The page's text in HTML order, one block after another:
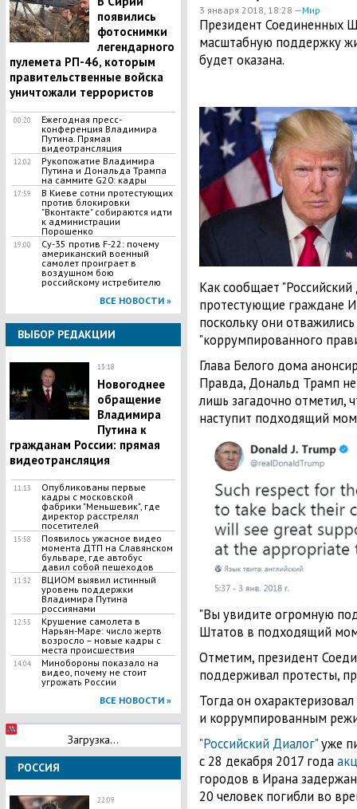
появились
фотоснимки
легендарного
пулемета РП-46, которым
правительственные войска
уничтожали террористов
00:20
Ежегодная пресс-
конференция Владимира
Путина. Прямая
видеотрансляция
12:02
Рукопожатие Владимира
Путина и Дональда Трампа
на саммите G20: кадры
17:59
В Киеве сотни протестующих
против блокировки
"Вконтакте" собираются идти
к администрации
Порошенко
19:00
Су-35 против F-22: почему
американский военный
самолет проиграет в
воздушном бою
российскому истребителю
ВСЕ НОВОСТИ »
ВЫБОР РЕДАКЦИИ
13:18
Новогоднее
обращение
Владимира
Путина к
гражданам России: прямая
видеотрансляция
11:13
Опубликованы первые
кадры с московской
фабрики "Меньшевик", где
директор расстрелял
посетителей
15:58
Появилось ужасное видео
момента ДТП на Славянском
бульваре, где автобус
давил собой пешеходов
11:32
ВЦИОМ выявил истинный
уровень поддержки
Владимира Путина
россиянами
12:55
Крушение самолета в
Нарьян-Маре: число жертв
возросло – новые кадры с
места происшествия
14:04
Минобороны показало на
видео, почему не стоит
угрожать России
ВСЕ НОВОСТИ »
Загрузка...
РОССИЯ
22:09
3 января 2018, 18:28 —Мир
Президент Соединенных
масштабную поддержку
будет оказана.
Как сообщает
протестующие граждане
поскольку они
"коррумпированного
Глава Белого дома
Правда, Дональд Трамп
лишь загадочно отметил,
наступит подходящий
"Вы увидите огромную
Штатов в подходящий
Отметим, президент
поддерживал протесты,
Тогда он
и коррумпированным
"Российский Диалог"уже
с 28 декабря 2017 года
городов в Ирана
20 человек погибли во